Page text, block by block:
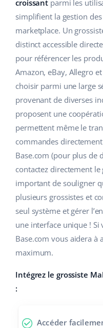
Gestion logistique
Automatisation des flux
Base Connect
L'IA au service du e-
Maison et jardin
Produits pour enfants
Électronique
Pièces automobiles
Supermarché
Santé et beauté
La mode
Aide
Académie
Services
Audit des comptes
Autres
Collaborations et
Contact
english (US)
english (GB)
english (IN)
čeština
deutsch
Ελληνικά
español (AR)
español (MX)
Français
Italiano
português (BR)
中文
croissant parmi les
simplifient la gestion
marketplace. Un
distinct accessible
pour référencer les
Amazon, eBay, Allegro
choisir parmi une large
provenant de diverses
proposent une
permettent même le
commandes
Base.com (pour plus de
contactez directement le
important de souligner
plusieurs grossistes et
seul système et gérer
une interface unique !
Base.com vous aidera
maximum.
Intégrez le grossiste
:
Accéder